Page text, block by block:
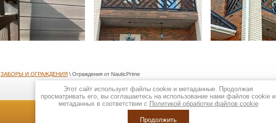
ЗАБОРЫ И ОГРАЖДЕНИЯ \ Ограждения от NauticPrime
Этот сайт использует файлы cookie и метаданные. Продолжая
просматривать его, вы соглашаетесь на использование нами файлов cookie и
метаданных в соответствии с Политикой обработки файлов cookie
Продолжить